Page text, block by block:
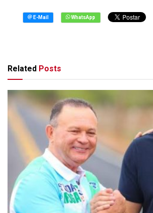
Related Posts